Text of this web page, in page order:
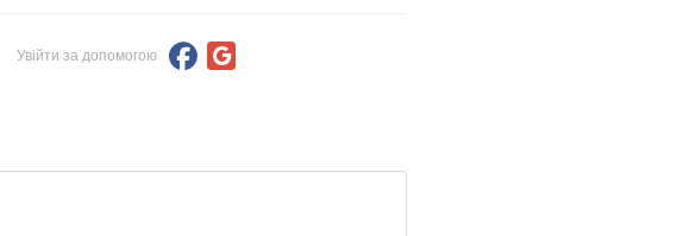
Увійти за допомогою